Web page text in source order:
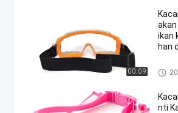
00:09
ikan
han
nti